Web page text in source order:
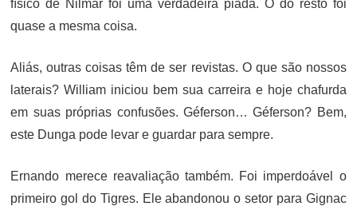
físico de Nilmar foi uma verdadeira piada. O do resto foi
quase a mesma coisa.
Aliás, outras coisas têm de ser revistas. O que são nossos
laterais? William iniciou bem sua carreira e hoje chafurda
em suas próprias confusões. Géferson… Géferson? Bem,
este Dunga pode levar e guardar para sempre.
Ernando merece reavaliação também. Foi imperdoável o
primeiro gol do Tigres. Ele abandonou o setor para Gignac